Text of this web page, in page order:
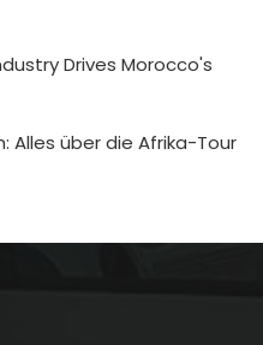
Drives Morocco's
Alles über die Afrika-Tour